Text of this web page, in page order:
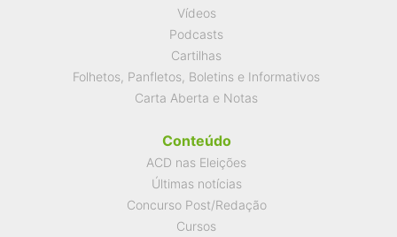
Vídeos
Podcasts
Cartilhas
Folhetos, Panfletos, Boletins e Informativos
Carta Aberta e Notas
Conteúdo
ACD nas Eleições
Últimas notícias
Concurso Post/Redação
Cursos